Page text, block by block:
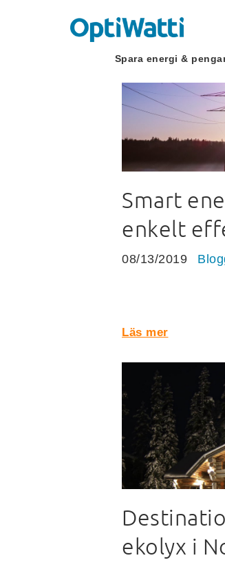
Spara energi &
Smart
enkelt
08/13/2019
Läs mer
ekolyx i